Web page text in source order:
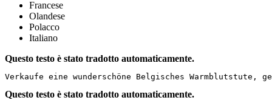
Francese
Olandese
Polacco
Italiano
Questo testo è stato tradotto automaticamente.
Verkaufe eine wunderschöne Belgisches
Questo testo è stato tradotto automaticamente.